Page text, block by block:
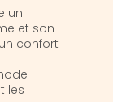
un
et son
confort
les